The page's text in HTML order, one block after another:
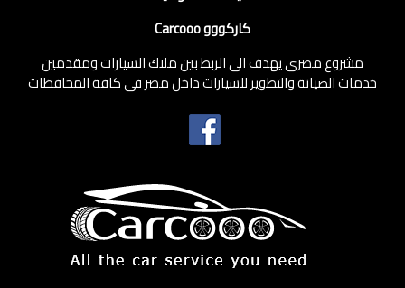
كاركووو Carcooo
مشروع مصرى يهدف الى الربط بين ملاك السيارات ومقدمين
خدمات الصيانة والتطوير للسيارات داخل مصر فى كافة المحافظات